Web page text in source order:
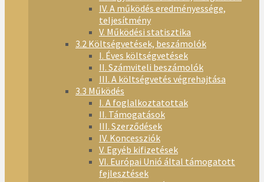
IV. A működés eredményessége,
teljesítmény
V. Működési statisztika
3.2 Költségvetések, beszámolók
I. Éves költségvetések
II. Számviteli beszámolók
III. A költségvetés végrehajtása
3.3 Működés
I. A foglalkoztatottak
II. Támogatások
III. Szerződések
IV. Koncessziók
V. Egyéb kifizetések
VI. Európai Unió által támogatott
fejlesztések